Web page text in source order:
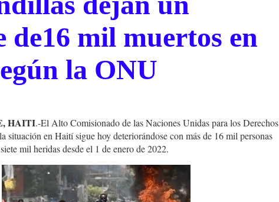
de16 mil muertos en
la ONU
HAITI.-El Alto Comisionado de las Naciones Unidas para los Derechos
situación en Haití sigue hoy deteriorándose con más de 16 mil personas
mil heridas desde el 1 de enero de 2022.